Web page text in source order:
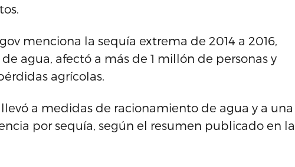
menciona la sequía extrema de 2014 a 2016,
agua, afectó a más de 1 millón de personas y
agrícolas.
a medidas de racionamiento de agua y a una
por sequía, según el resumen publicado en la